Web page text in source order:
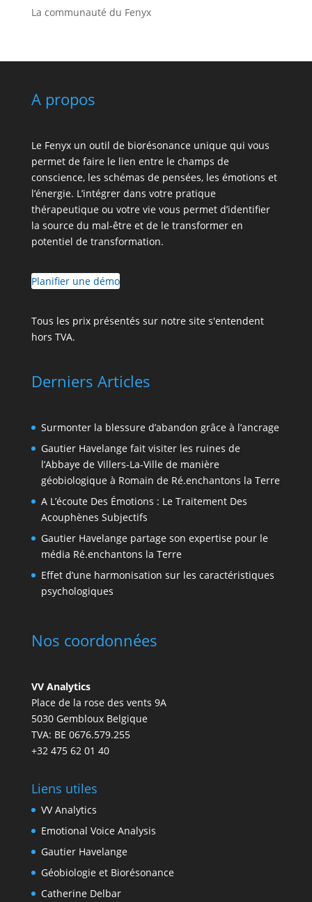
La communauté du Fenyx
A propos
Le Fenyx un outil de biorésonance unique qui vous
permet de faire le lien entre le champs de
conscience, les schémas de pensées, les émotions et
l’énergie. L’intégrer dans votre pratique
thérapeutique ou votre vie vous permet d’identifier
la source du mal-être et de le transformer en
potentiel de transformation.
Planifier une démo
Tous les prix présentés sur notre site s'entendent
hors TVA.
Derniers Articles
Surmonter la blessure d’abandon grâce à l’ancrage
Gautier Havelange fait visiter les ruines de
l’Abbaye de Villers-La-Ville de manière
géobiologique à Romain de Ré.enchantons la Terre
A L’écoute Des Émotions : Le Traitement Des
Acouphènes Subjectifs
Gautier Havelange partage son expertise pour le
média Ré.enchantons la Terre
Effet d’une harmonisation sur les caractéristiques
psychologiques
Nos coordonnées
VV Analytics
Place de la rose des vents 9A
5030 Gembloux Belgique
TVA: BE 0676.579.255
+32 475 62 01 40
Liens utiles
VV Analytics
Emotional Voice Analysis
Gautier Havelange
Géobiologie et Biorésonance
Catherine Delbar